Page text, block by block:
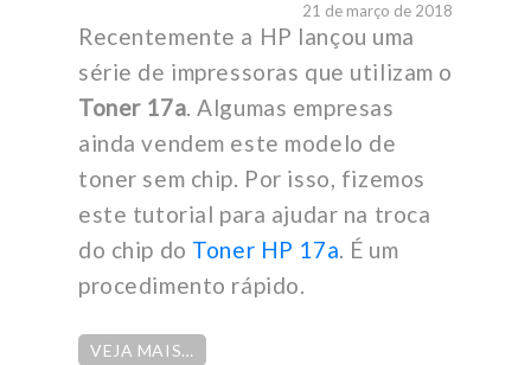
21 de março de 2018
Recentemente a HP lançou uma
série de impressoras que utilizam o
Toner 17a. Algumas empresas
ainda vendem este modelo de
toner sem chip. Por isso, fizemos
este tutorial para ajudar na troca
do chip do Toner HP 17a. É um
procedimento rápido.
VEJA MAIS…